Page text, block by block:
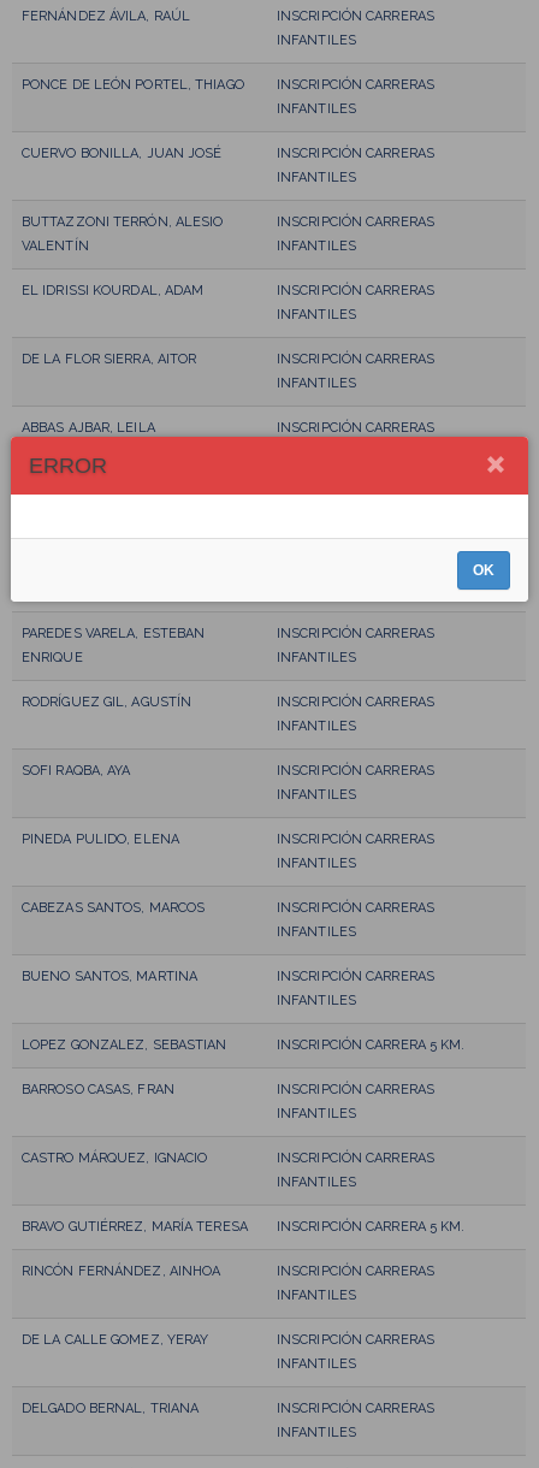
FERNÁNDEZ ÁVILA, RAÚL
INSCRIPCIÓN CARRERAS
INFANTILES
PONCE DE LEÓN PORTEL, THIAGO
INSCRIPCIÓN CARRERAS
INFANTILES
CUERVO BONILLA, JUAN JOSÉ
INSCRIPCIÓN CARRERAS
INFANTILES
BUTTAZZONI TERRÓN, ALESIO
VALENTÍN
INSCRIPCIÓN CARRERAS
INFANTILES
EL IDRISSI KOURDAL, ADAM
INSCRIPCIÓN CARRERAS
INFANTILES
DE LA FLOR SIERRA, AITOR
INSCRIPCIÓN CARRERAS
INFANTILES
ABBAS AJBAR, LEILA
INSCRIPCIÓN CARRERAS
PÉREZ PARRA, ABEL
INSCRIPCIÓN CARRERAS
PAREDES VARELA, ESTEBAN
ENRIQUE
INSCRIPCIÓN CARRERAS
INFANTILES
RODRÍGUEZ GIL, AGUSTÍN
INSCRIPCIÓN CARRERAS
INFANTILES
SOFI RAQBA, AYA
INSCRIPCIÓN CARRERAS
INFANTILES
PINEDA PULIDO, ELENA
INSCRIPCIÓN CARRERAS
INFANTILES
CABEZAS SANTOS, MARCOS
INSCRIPCIÓN CARRERAS
INFANTILES
BUENO SANTOS, MARTINA
INSCRIPCIÓN CARRERAS
INFANTILES
LOPEZ GONZALEZ, SEBASTIAN INSCRIPCIÓN CARRERA 5 KM.
BARROSO CASAS, FRAN
INSCRIPCIÓN CARRERAS
INFANTILES
CASTRO MÁRQUEZ, IGNACIO
INSCRIPCIÓN CARRERAS
INFANTILES
BRAVO GUTIÉRREZ, MARÍA TERESA INSCRIPCIÓN CARRERA 5 KM.
RINCÓN FERNÁNDEZ, AINHOA
INSCRIPCIÓN CARRERAS
INFANTILES
DE LA CALLE GOMEZ, YERAY
INSCRIPCIÓN CARRERAS
INFANTILES
DELGADO BERNAL, TRIANA
INSCRIPCIÓN CARRERAS
INFANTILES
ERROR
OK